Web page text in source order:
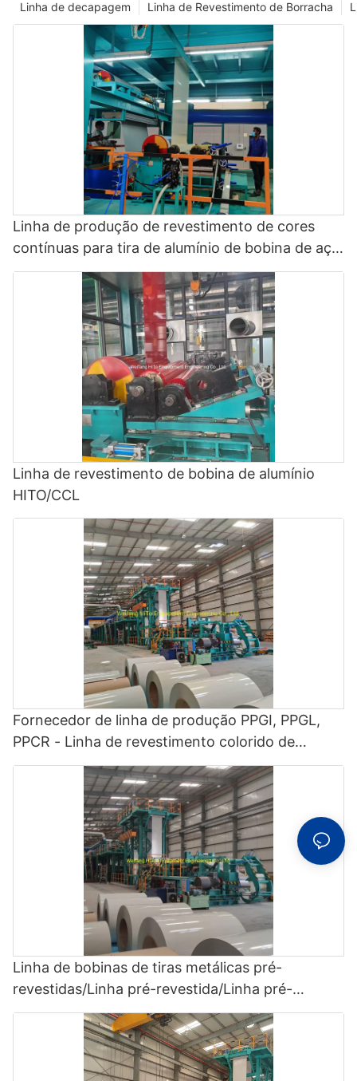
Linha de Revestimento de Borracha
Linha de decapagem
Linha de produção de revestimento de cores
contínuas para tira de alumínio de bobina de aço
galvanizada - linha de revestimento de fluoreto
de polivinilideno e linha de pintura colorida
Linha de revestimento de bobina de alumínio
HITO/CCL
Fornecedor de linha de produção PPGI, PPGL,
PPCR - Linha de revestimento colorido de
bobinas, CCL
Linha de bobinas de tiras metálicas pré-
revestidas/Linha pré-revestida/Linha pré-
revestida colorida/ CCL - Linha pré-revestida